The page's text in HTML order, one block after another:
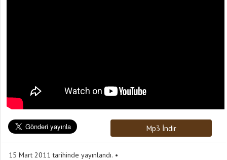
Mp3 İndir
15 Mart 2011 tarihinde yayınlandı.